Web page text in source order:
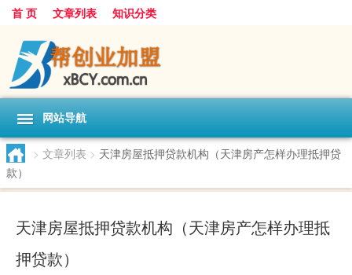
首 页 文章列表 知识分类
网站导航
> 文章列表 > 天津房屋抵押贷款机构（天津房产怎样办理抵押贷
款）
天津房屋抵押贷款机构（天津房产怎样办理抵
押贷款）